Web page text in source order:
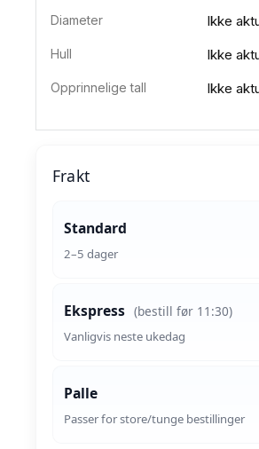
Diameter Ikke
Hull Ikke
Opprinnelige tall Ikke
Frakt
Standard
2–5 dager
Ekspress (bestill før 11:30)
Vanligvis neste ukedag
Palle
Passer for store/tunge bestillinger